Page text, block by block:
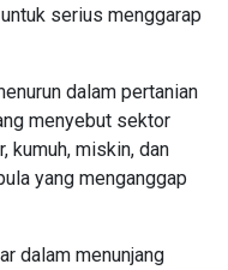
serius menggarap
dalam pertanian
menyebut sektor
kumuh, miskin, dan
yang menganggap
dalam menunjang